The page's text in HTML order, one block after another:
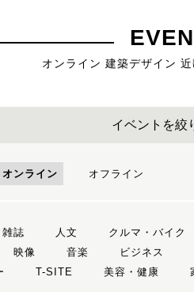
オンライン 建築デザイン
イベントを絞
オンライン オフライン
雑誌 人文 クルマ・バイク
映像 音楽 ビジネス
T-SITE 美容・健康